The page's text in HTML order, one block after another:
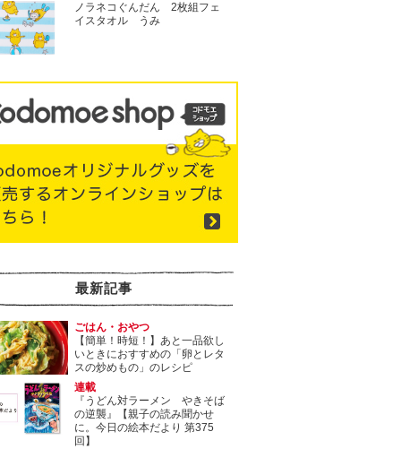
ノラネコぐんだん 2枚組フェ
イスタオル うみ
最新記事
ごはん・おやつ
【簡単！時短！】あと一品欲し
いときにおすすめの「卵とレタ
スの炒めもの」のレシピ
連載
『うどん対ラーメン やきそば
の逆襲』【親子の読み聞かせ
に。今日の絵本だより 第375
回】